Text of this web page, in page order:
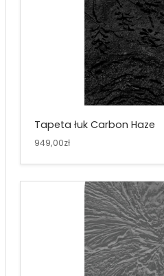
Tapeta łuk Carbon Haze
949,00zł